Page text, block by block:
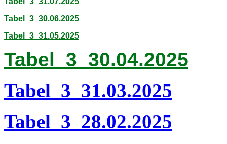
Tabel_3_30.06.2025
Tabel_3_31.05.2025
Tabel_3_30.04.2025
Tabel_3_31.03.2025
Tabel_3_28.02.2025